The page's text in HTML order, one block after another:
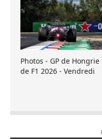
Photos - GP de Hongrie
de F1 2026 - Vendredi